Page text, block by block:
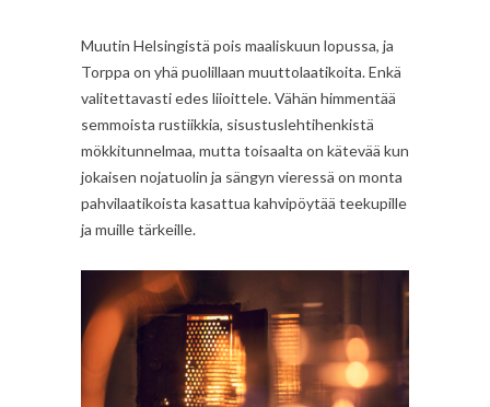
Muutin Helsingistä pois maaliskuun lopussa, ja
Torppa on yhä puolillaan muuttolaatikoita. Enkä
valitettavasti edes liioittele. Vähän himmentää
semmoista rustiikkia, sisustuslehtihenkistä
mökkitunnelmaa, mutta toisaalta on kätevää kun
jokaisen nojatuolin ja sängyn vieressä on monta
pahvilaatikoista kasattua kahvipöytää teekupille
ja muille tärkeille.